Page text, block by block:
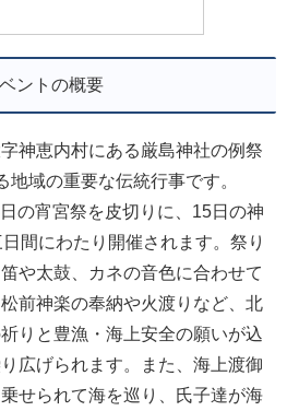
ントの概要
神恵内村にある厳島神社の例祭
域の重要な伝統行事です。
の宵宮祭を皮切りに、15日の神
間にわたり開催されます。祭り
や太鼓、カネの音色に合わせて
前神楽の奉納や火渡りなど、北
りと豊漁・海上安全の願いが込
広げられます。また、海上渡御
せられて海を巡り、氏子達が海